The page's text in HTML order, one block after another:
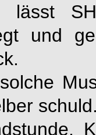
lässt
und